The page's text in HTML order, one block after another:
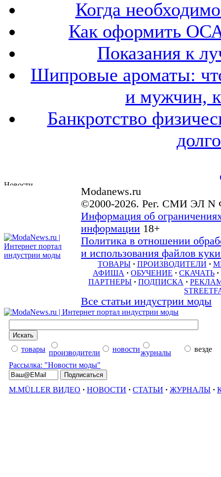
Когда
Как оформить
Показания к
Шипровые ароматы:
и мужчин,
Банкротство
Modanews.ru
©2000-2026. Рег. СМИ ЭЛ N
Информация об
информации 18+
Политика в отношении
и использования файлов
ТОВАРЫ · ПРОИЗВОДИТЕЛИ ·
АФИША · ОБУЧЕНИЕ · СКАЧАТЬ ·
ПАРТНЕРЫ · ПОДПИСКА ·
Все статьи индустрии моды
товары производители новостижурналы
везде
Рассылка: "Новости моды"
M.MÜLLER ВИДЕО · НОВОСТИ · СТАТЬИ · ЖУРНАЛЫ ·